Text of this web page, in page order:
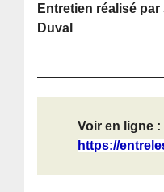
Entretien réalisé par
Duval
Voir en ligne :
https://